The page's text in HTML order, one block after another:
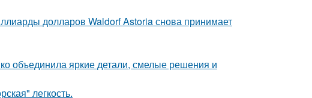
долларов Waldorf Astoria снова принимает
объединила яркие детали, смелые решения и
легкость.